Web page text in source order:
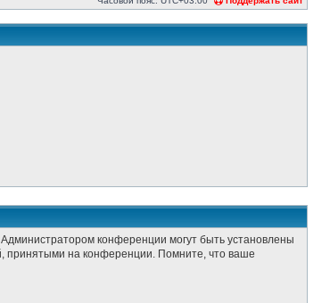
конференции могут быть установлены
принятыми на конференции. Помните, что ваше